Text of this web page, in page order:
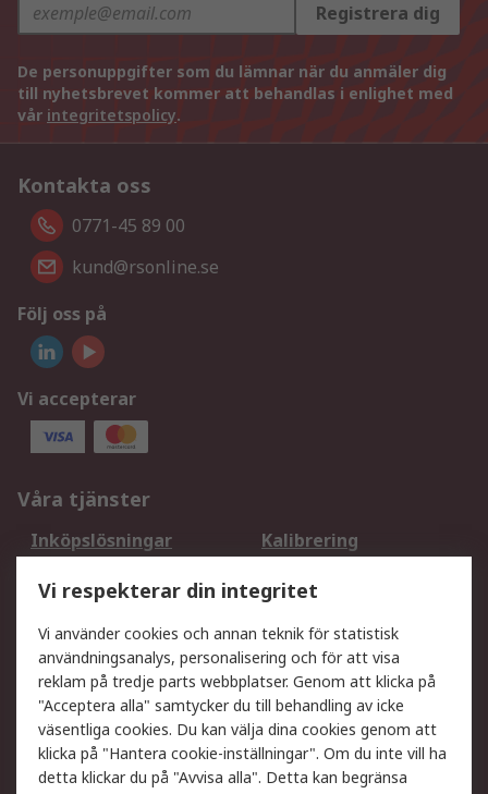
Registrera dig
De personuppgifter som du lämnar när du anmäler dig
till nyhetsbrevet kommer att behandlas i enlighet med
vår integritetspolicy.
Kontakta oss
0771-45 89 00
kund@rsonline.se
Följ oss på
Vi accepterar
Våra tjänster
Inköpslösningar
Kalibrering
DesignSpark
Teknisk Support
Ditt lokala säljteam
Exportlösningar
Support
Få hjälp
Retur av varor
Leverans
Spåra din order
Begär en fakturakopi
Fördelar med RS-konto
Vi respekterar din integritet
Vi använder cookies och annan teknik för statistisk
användningsanalys, personalisering och för att visa
reklam på tredje parts webbplatser. Genom att klicka på
"Acceptera alla" samtycker du till behandling av icke
väsentliga cookies. Du kan välja dina cookies genom att
klicka på "Hantera cookie-inställningar". Om du inte vill ha
detta klickar du på "Avvisa alla". Detta kan begränsa